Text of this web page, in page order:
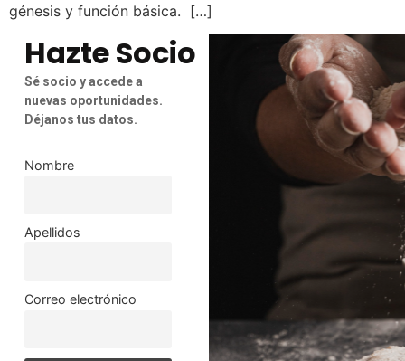
génesis y función básica. […]
Hazte Socio
Sé socio y accede a
nuevas oportunidades.
Déjanos tus datos.
Nombre
Apellidos
Correo electrónico